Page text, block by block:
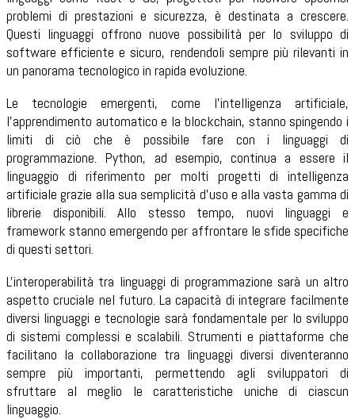
problemi di prestazioni e sicurezza, è destinata a crescere.
Questi linguaggi offrono nuove possibilità per lo sviluppo di
software efficiente e sicuro, rendendoli sempre più rilevanti in
un panorama tecnologico in rapida evoluzione.
Le tecnologie emergenti, come l'intelligenza artificiale,
l'apprendimento automatico e la blockchain, stanno spingendo i
limiti di ciò che è possibile fare con i linguaggi di
programmazione. Python, ad esempio, continua a essere il
linguaggio di riferimento per molti progetti di intelligenza
artificiale grazie alla sua semplicità d'uso e alla vasta gamma di
librerie disponibili. Allo stesso tempo, nuovi linguaggi e
framework stanno emergendo per affrontare le sfide specifiche
di questi settori.
L'interoperabilità tra linguaggi di programmazione sarà un altro
aspetto cruciale nel futuro. La capacità di integrare facilmente
diversi linguaggi e tecnologie sarà fondamentale per lo sviluppo
di sistemi complessi e scalabili. Strumenti e piattaforme che
facilitano la collaborazione tra linguaggi diversi diventeranno
sempre più importanti, permettendo agli sviluppatori di
sfruttare al meglio le caratteristiche uniche di ciascun
linguaggio.